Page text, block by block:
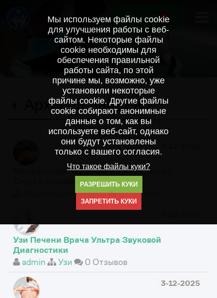
Корзина 0
Архивов найдено
Мануальный Терапевт Врач Остеопат
Сергей Болдырев
Мануальная Терапия
0 Отзывов
Узи Печени Врача Ультра Звуковой
Диагностики
admin
Узи 0 Отзывов
3-12-2025
Мы используем файлы cookie
для улучшения работы с веб-
сайтом. Некоторые файлы
cookie необходимы для
обеспечения правильной
работы сайта, по этой
причине мы, возможно, уже
установили некоторые
файлы cookie. Другие файлы
cookie собирают анонимные
данные о том, как вы
используете веб-сайт, однако
они будут установлены
только с вашего согласия.
Что такое файлы куки?
РАЗРЕШИТЬ КУКИ
ЗАПРЕТИТЬ КУКИ